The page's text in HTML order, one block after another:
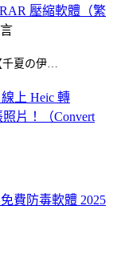
壓縮軟體（繁
千夏の伊…
上 Heic 轉
片！（Convert
費防毒軟體 2025